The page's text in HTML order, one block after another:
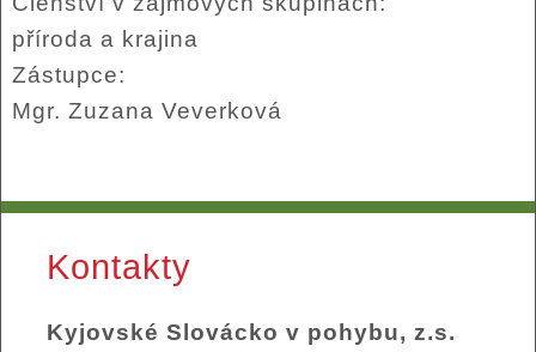
příroda a krajina
Zástupce:
Mgr. Zuzana Veverková
Kontakty
Kyjovské Slovácko v pohybu, z.s.